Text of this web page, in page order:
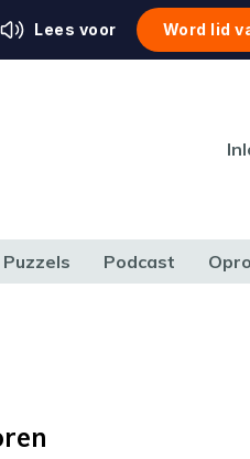
Lees voor Word lid
Puzzels Podcast